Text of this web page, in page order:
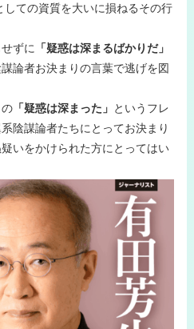
ての資質を大いに損ねるその行
ずに 「疑惑は深まるばかりだ」
論者お決まりの言葉で逃げを図
「疑惑は深まった」 というフレ
陰謀論者たちにとってお決まり
いをかけられた方にとってはい